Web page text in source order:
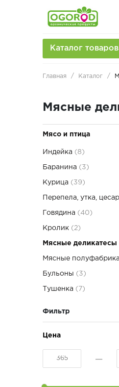
Каталог товаров
Главная Каталог
Мясные
Мясо и птица
Индейка (8)
Баранина (3)
Курица (39)
Перепела, утка,
Говядина (40)
Кролик (2)
Мясные деликатесы
Мясные
Бульоны (3)
Тушенка (7)
Фильтр
Цена